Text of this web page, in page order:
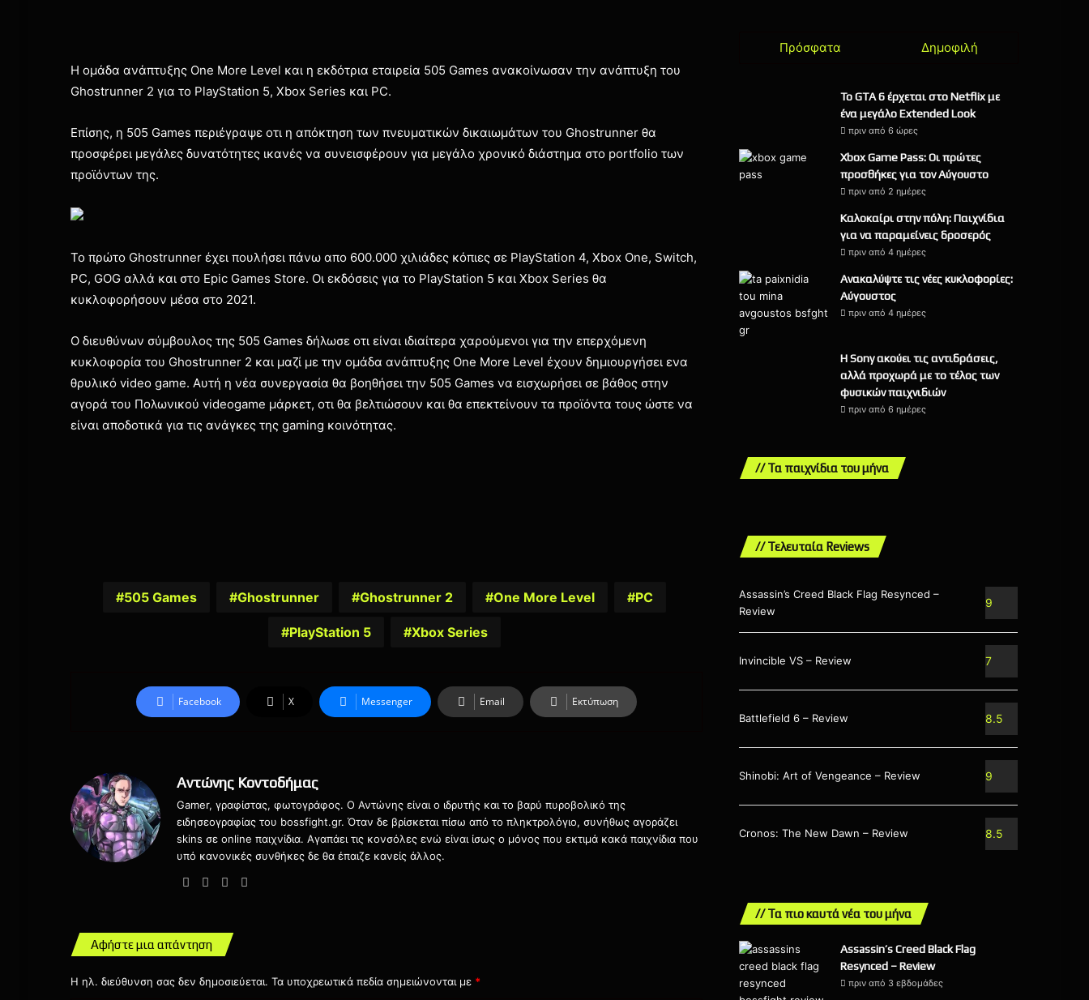
Η ομάδα ανάπτυξης One More Level και η εκδότρια εταιρεία 505 Games ανακοίνωσαν την ανάπτυξη του
Ghostrunner 2 για το PlayStation 5, Xbox Series και PC.
Επίσης, η 505 Games περιέγραψε οτι η απόκτηση των πνευματικών δικαιωμάτων του Ghostrunner θα
προσφέρει μεγάλες δυνατότητες ικανές να συνεισφέρουν για μεγάλο χρονικό διάστημα στο portfolio των
προϊόντων της.
Το πρώτο Ghostrunner έχει πουλήσει πάνω απο 600.000 χιλιάδες κόπιες σε PlayStation 4, Xbox One, Switch,
PC, GOG αλλά και στο Epic Games Store. Οι εκδόσεις για το PlayStation 5 και Xbox Series θα
κυκλοφορήσουν μέσα στο 2021.
Ο διευθύνων σύμβουλος της 505 Games δήλωσε οτι είναι ιδιαίτερα χαρούμενοι για την επερχόμενη
κυκλοφορία του Ghostrunner 2 και μαζί με την ομάδα ανάπτυξης One More Level έχουν δημιουργήσει ενα
θρυλικό video game. Αυτή η νέα συνεργασία θα βοηθήσει την 505 Games να εισχωρήσει σε βάθος στην
αγορά του Πολωνικού videogame μάρκετ, οτι θα βελτιώσουν και θα επεκτείνουν τα προϊόντα τους ώστε να
είναι αποδοτικά για τις ανάγκες της gaming κοινότητας.
505 Games Ghostrunner Ghostrunner 2 One More Level PC
PlayStation 5 Xbox Series
Facebook X Messenger Email Εκτύπωση
Αντώνης Κοντοδήμας
Gamer, γραφίστας, φωτογράφος. Ο Αντώνης είναι ο ιδρυτής και το βαρύ πυροβολικό της
ειδησεογραφίας του bossfight.gr. Όταν δε βρίσκεται πίσω από το πληκτρολόγιο, συνήθως αγοράζει
skins σε online παιχνίδια. Αγαπάει τις κονσόλες ενώ είναι ίσως ο μόνος που εκτιμά κακά παιχνίδια που
υπό κανονικές συνθήκες δε θα έπαιζε κανείς άλλος.
WebsiteFacebook
X
Αφήστε μια απάντηση
Η ηλ. διεύθυνση σας δεν δημοσιεύεται. Τα υποχρεωτικά πεδία σημειώνονται με *
Πρόσφατα Δημοφιλή
Το GTA 6 έρχεται στο Netflix με
ένα μεγάλο Extended Look
πριν από 6 ώρες
Xbox Game Pass: Οι πρώτες
προσθήκες για τον Αύγουστο
πριν από 2 ημέρες
Καλοκαίρι στην πόλη: Παιχνίδια
για να παραμείνεις δροσερός
πριν από 4 ημέρες
Ανακαλύψτε τις νέες κυκλοφορίες:
Αύγουστος
πριν από 4 ημέρες
Η Sony ακούει τις αντιδράσεις,
αλλά προχωρά με το τέλος των
φυσικών παιχνιδιών
πριν από 6 ημέρες
// Τα παιχνίδια του μήνα
// Τελευταία Reviews
Assassin’s Creed Black Flag Resynced –
Review
9
Invincible VS – Review 7
Battlefield 6 – Review 8.5
Shinobi: Art of Vengeance – Review 9
Cronos: The New Dawn – Review 8.5
// Τα πιο καυτά νέα του μήνα
Assassin’s Creed Black Flag
Resynced – Review
πριν από 3 εβδομάδες